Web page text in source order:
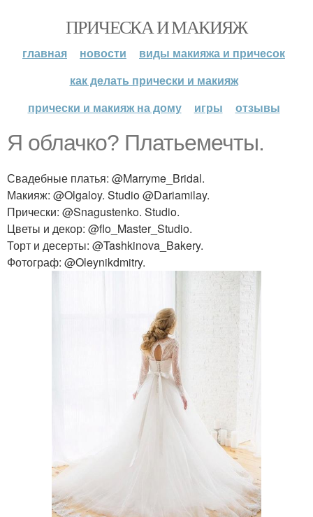
ПРИЧЕСКА И МАКИЯЖ
главная новости
виды макияжа и причесок
как делать прически и макияж
прически и макияж на дому
игры отзывы
Я облачко? Платьемечты.
Свадебные платья: @Marryme_Bridal.
Макияж: @Olgaloy. Studio @Dariamilay.
Прически: @Snagustenko. Studio.
Цветы и декор: @flo_Master_Studio.
Торт и десерты: @Tashkinova_Bakery.
Фотограф: @Oleynikdmitry.